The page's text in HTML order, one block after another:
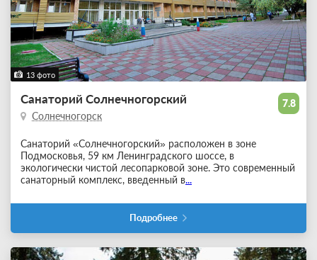
13 фото
7.8
Санаторий Солнечногорский
Солнечногорск
Санаторий «Солнечногорский» расположен в зоне
Подмосковья, 59 км Ленинградского шоссе, в
экологически чистой лесопарковой зоне. Это современный
санаторный комплекс, введенный в...
Подробнее